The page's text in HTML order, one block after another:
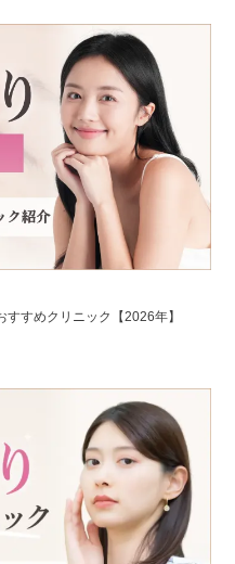
すめクリニック【2026年】